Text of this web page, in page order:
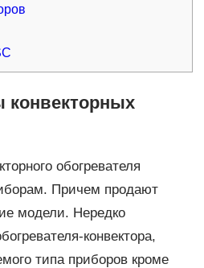
обогревателя
Причем продают
модели. Нередко
конвектора,
типа приборов кроме